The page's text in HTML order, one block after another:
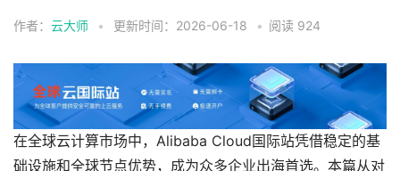
作者： 云大师 • 更新时间：2026-06-18 • 阅读 924
在全球云计算市场中， Alibaba Cloud国际站凭借稳定的基
础设施和全球节点优势，成为众多企业出海首选。本篇从对